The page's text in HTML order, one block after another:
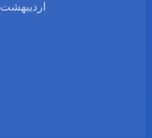
اردیبهشت 4,